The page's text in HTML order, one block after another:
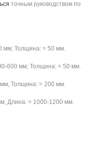
точным руководством по
мм; Толщина: ≈ 50 мм.
600 мм; Толщина: ≈ 50 мм.
Толщина: ≈ 200 мм.
Длина: ≈ 1000-1200 мм.